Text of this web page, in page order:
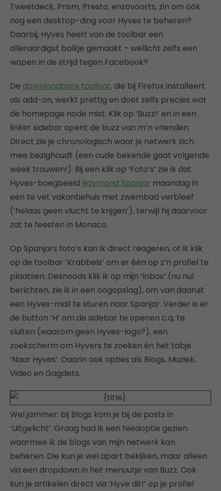
Tweetdeck, Prism, Presto, enzovoorts, zin om óók
nog een desktop-ding voor Hyves te beheren?
Daarbij, Hyves heeft van de toolbar een
alleraardigst balkje gemaakt – wellicht zelfs een
wapen in de strijd tegen Facebook?
De downloadbare toolbar, die bij Firefox installeert
als add-on, werkt prettig en doet zelfs precies wat
de homepage node mist. Klik op ‘Buzz!’ en in een
linker sidebar opent de buzz van m’n vrienden.
Direct zie je chronologisch waar je netwerk zich
mee bezighoudt (een oude bekende gaat volgende
week trouwen!). Bij een klik op ‘Foto’s’ zie ik dat
Hyves-boegbeeld Raymond Spanjar maandag in
een te vet vakantiehuis met zwembad verbleef
(‘helaas geen vlucht te krijgen’), terwijl hij daarvoor
zat te feesten in Monaco.
Op Spanjars foto’s kan ik direct reageren, of ik klik
op de toolbar ‘Krabbels’ om er één op z’n profiel te
plaatsen. Desnoods klik ik op mijn ‘Inbox’ (nu nul
berichten, zie ik in een oogopslag), om van daaruit
een Hyves-mail te sturen naar Spanjar. Verder is er
de button ‘H’ om de sidebar te openen c.q. te
sluiten (waarom geen Hyves-logo?), een
zoekscherm om Hyvers te zoeken én het tabje
‘Naar Hyves’. Daarin ook opties als Blogs, Muziek,
Video en Gagdets.
Wel jammer: bij Blogs kom je bij de posts in
‘Uitgelicht’. Graag had ik een feedoptie gezien
waarmee ik de blogs van mijn netwerk kan
beheren. Die kun je wel apart bekijken, maar alleen
via een dropdown in het menuutje van Buzz. Ook
kun je artikelen direct via ‘Hyve dit!’ op je profiel